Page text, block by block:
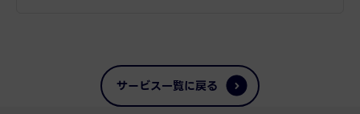
サービス一覧に戻る